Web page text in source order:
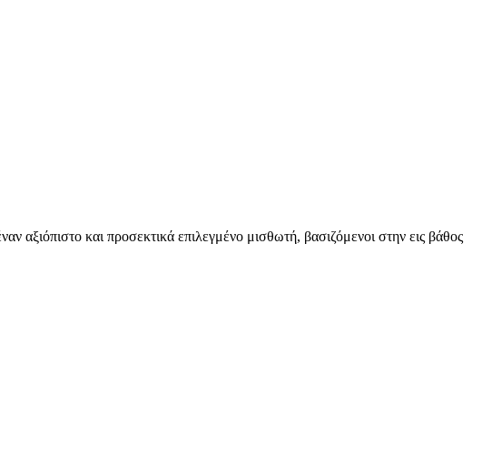
αξιόπιστο και προσεκτικά επιλεγμένο μισθωτή, βασιζόμενοι στην εις βάθος